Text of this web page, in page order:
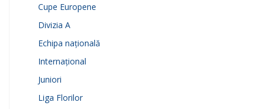
Cupe Europene
Divizia A
Echipa națională
Internațional
Juniori
Liga Florilor